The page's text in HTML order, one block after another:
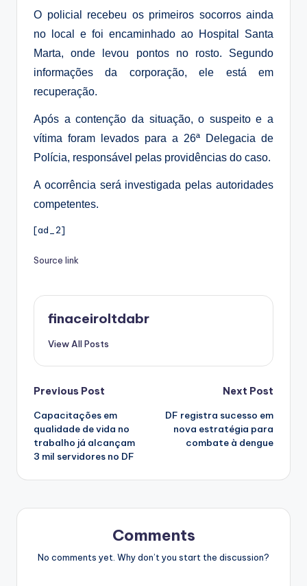
O policial recebeu os primeiros socorros ainda
no local e foi encaminhado ao Hospital Santa
Marta, onde levou pontos no rosto. Segundo
informações da corporação, ele está em
recuperação.
Após a contenção da situação, o suspeito e a
vítima foram levados para a 26ª Delegacia de
Polícia, responsável pelas providências do caso.
A ocorrência será investigada pelas autoridades
competentes.
[ad_2]
Source link
finaceiroltdabr
View All Posts
Post
navigation
Previous Post
Capacitações em
qualidade de vida no
trabalho já alcançam
3 mil servidores no DF
Next Post
DF registra sucesso em
nova estratégia para
combate à dengue
Comments
No comments yet. Why don’t you start the discussion?